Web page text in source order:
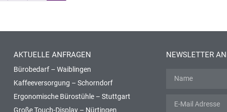
AKTUELLE ANFRAGEN
Bürobedarf – Waiblingen
Kaffeeversorgung – Schorndorf
Ergonomische Bürostühle – Stuttgart
Große Touch-Display – Nürtingen
NEWSLETTER